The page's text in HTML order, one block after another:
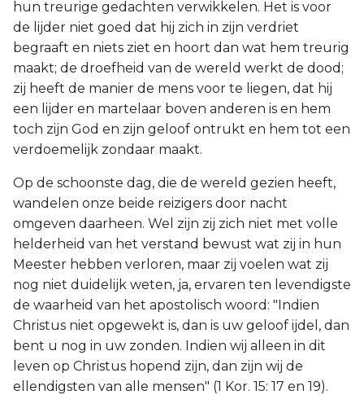
hun treurige gedachten verwikkelen. Het is voor
de lijder niet goed dat hij zich in zijn verdriet
begraaft en niets ziet en hoort dan wat hem treurig
maakt; de droefheid van de wereld werkt de dood;
zij heeft de manier de mens voor te liegen, dat hij
een lijder en martelaar boven anderen is en hem
toch zijn God en zijn geloof ontrukt en hem tot een
verdoemelijk zondaar maakt.
Op de schoonste dag, die de wereld gezien heeft,
wandelen onze beide reizigers door nacht
omgeven daarheen. Wel zijn zij zich niet met volle
helderheid van het verstand bewust wat zij in hun
Meester hebben verloren, maar zij voelen wat zij
nog niet duidelijk weten, ja, ervaren ten levendigste
de waarheid van het apostolisch woord: "Indien
Christus niet opgewekt is, dan is uw geloof ijdel, dan
bent u nog in uw zonden. Indien wij alleen in dit
leven op Christus hopend zijn, dan zijn wij de
ellendigsten van alle mensen" (1 Kor. 15: 17 en 19).